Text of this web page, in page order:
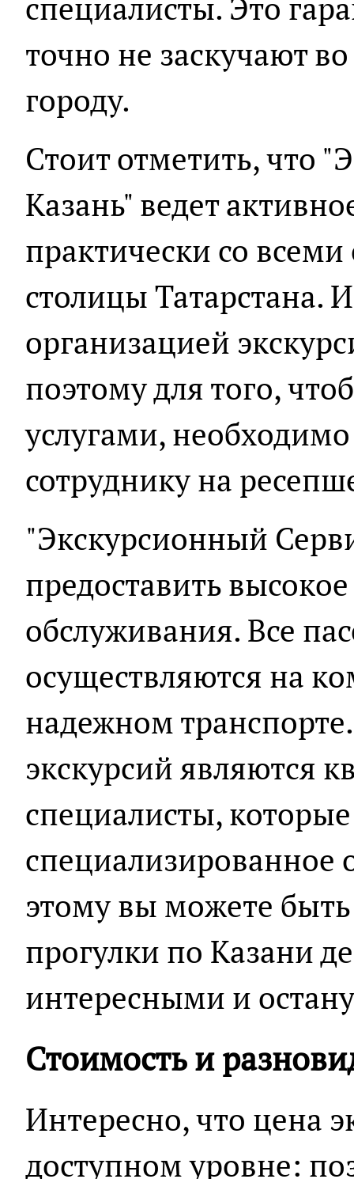
точно не заскучают
городу.
Стоит отметить, что
Казань" ведет
практически со
столицы Татарстана.
организацией
поэтому для того,
услугами,
сотруднику на
"Экскурсионный
предоставить
обслуживания. Все
осуществляются на
надежном
экскурсий являются
специалисты,
специализированное
этому вы можете
прогулки по Казани
интересными и
Стоимость и
Интересно, что цена
доступном уровне: